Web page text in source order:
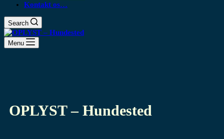
Kontakt os…
Search
Menu
OPLYST – Hundested